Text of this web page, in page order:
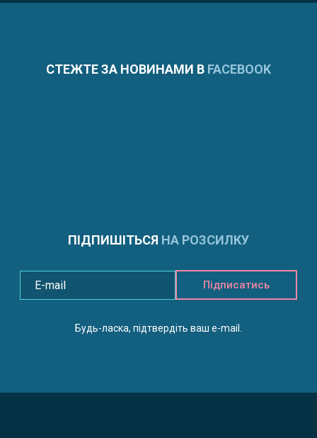
СТЕЖТЕ ЗА НОВИНАМИ В FACEBOOK
ПІДПИШІТЬСЯ НА РОЗСИЛКУ
Підписатись
Будь-ласка, підтвердіть ваш e-mail.